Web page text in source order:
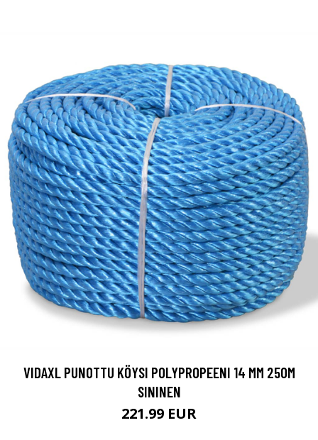
VIDAXL PUNOTTU KÖYSI POLYPROPEENI 14 MM 250M
SININEN
221.99 EUR